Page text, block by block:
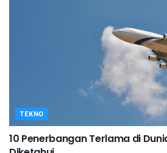
TEKNO
10 Penerbangan Terlama di